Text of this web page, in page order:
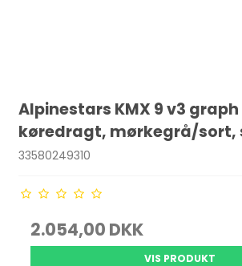
Alpinestars KMX 9 v3
køredragt, mørkegrå/sort,
33580249310
2.054,00 DKK
VIS PRODUKT